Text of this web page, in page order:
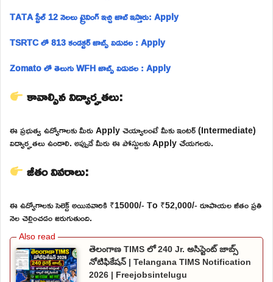
TATA స్టీల్ 12 నెలలు ట్రైనింగ్ ఇచ్చి జాబ్ ఇస్తారు: Apply
TSRTC లో 813 కండక్టర్ జాబ్స్ విడుదల : Apply
Zomato లో తెలుగు WFH జాబ్స్ విడుదల : Apply
కావాల్సిన విద్యార్హతలు:
ఈ ప్రభుత్వ ఉద్యోగాలకు మీరు Apply చెయ్యాలంటే మీకు ఇంటర్ (Intermediate)
విద్యార్హతలు ఉండాలి. అప్పుడే మీరు ఈ పోస్టులకు Apply చేయగలరు.
జీతం వివరాలు:
ఈ ఉద్యోగాలకు సెలెక్ట్ అయినవారికి ₹15000/- To ₹52,000/- రూపాయల జీతం ప్రతి
నెల చెల్లించడం జరుగుతుంది.
తెలంగాణ TIMS లో 240 Jr. అసిస్టెంట్ జాబ్స్
నోటిఫికేషన్ | Telangana TIMS Notification
2026 | Freejobsintelugu